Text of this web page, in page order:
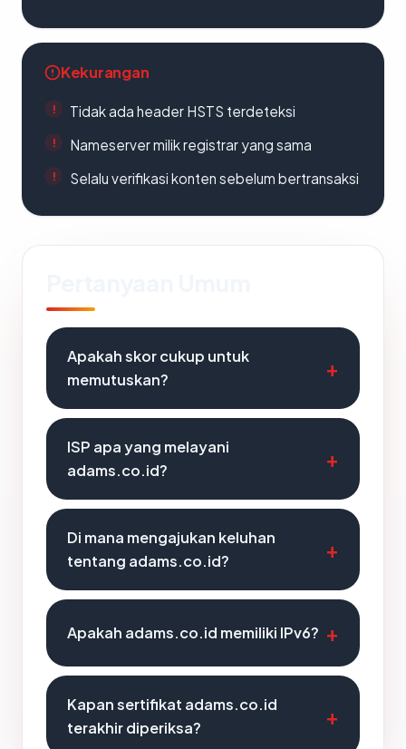
Kekurangan
Tidak ada header HSTS terdeteksi
Nameserver milik registrar yang sama
Selalu verifikasi konten sebelum bertransaksi
Apakah skor cukup untuk
memutuskan?
ISP apa yang melayani
adams.co.id?
Di mana mengajukan keluhan
tentang adams.co.id?
Apakah adams.co.id memiliki IPv6?
Kapan sertifikat adams.co.id
terakhir diperiksa?